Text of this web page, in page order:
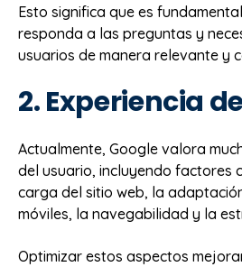
Esto significa que es
responda a las preguntas y
usuarios de manera relevante y
2. Experiencia
Actualmente, Google valora
del usuario, incluyendo factores
carga del sitio web, la
móviles, la navegabilidad y la
Optimizar estos aspectos